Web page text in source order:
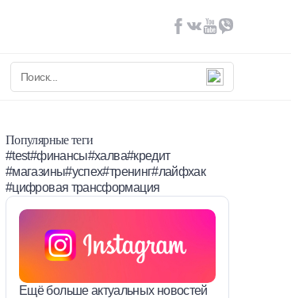
Популярные теги
#test#финансы#халва#кредит
#магазины#успех#тренинг#лайфхак
#цифровая трансформация
Ещё больше актуальных новостей